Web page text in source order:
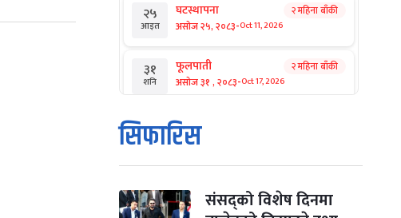
२५
आइत
घटस्थापना
असोज २५, २०८३-Oct 11, 2026
२ महिना बाँकी
३१
शनि
फूलपाती
असोज ३१ , २०८३-Oct 17, 2026
२ महिना बाँकी
१
आइत
कार्तिक सङ्क्रान्ति
कार्तिक १, २०८३
मंगल कार्तिक ३, २०८३-Oct 20, 2026
सिफारिस
संसद्को विशेष दिनमा